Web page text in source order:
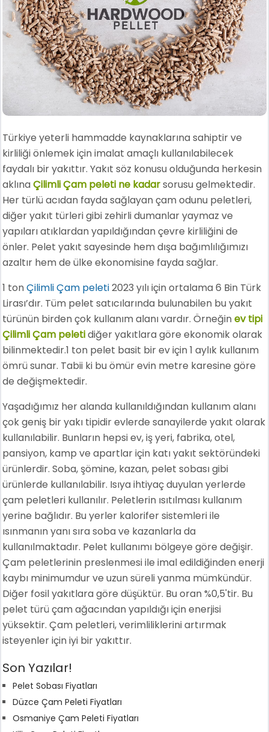
Türkiye yeterli hammadde kaynaklarına sahiptir ve
kirliliği önlemek için imalat amaçlı kullanılabilecek
faydalı bir yakıttır. Yakıt söz konusu olduğunda herkesin
aklınaÇilimli Çam peleti ne kadarsorusu gelmektedir.
Her türlü acıdan fayda sağlayan çam odunu peletleri,
diğer yakıt türleri gibi zehirli dumanlar yaymaz ve
yapıları atıklardan yapıldığından çevre kirliliğini de
önler. Pelet yakıt sayesinde hem dışa bağımlılığımızı
azaltır hem de ülke ekonomisine fayda sağlar.
1 tonÇilimli Çam peleti2023 yılı için ortalama 6 Bin Türk
Lirası’dır. Tüm pelet satıcılarında bulunabilen bu yakıt
türünün birden çok kullanım alanı vardır. Örneğinev tipi
Çilimli Çam peletidiğer yakıtlara göre ekonomik olarak
bilinmektedir.1 ton pelet basit bir ev için 1 aylık kullanım
ömrü sunar. Tabii ki bu ömür evin metre karesine göre
de değişmektedir.
Yaşadığımız her alanda kullanıldığından kullanım alanı
çok geniş bir yakı tipidir evlerde sanayilerde yakıt olarak
kullanılabilir. Bunların hepsi ev, iş yeri, fabrika, otel,
pansiyon, kamp ve apartlar için katı yakıt sektöründeki
ürünlerdir. Soba, şömine, kazan, pelet sobası gibi
ürünlerde kullanılabilir. Isıya ihtiyaç duyulan yerlerde
çam peletleri kullanılır. Peletlerin ısıtılması kullanım
yerine bağlıdır. Bu yerler kalorifer sistemleri ile
ısınmanın yanı sıra soba ve kazanlarla da
kullanılmaktadır. Pelet kullanımı bölgeye göre değişir.
Çam peletlerinin preslenmesi ile imal edildiğinden enerji
kaybı minimumdur ve uzun süreli yanma mümkündür.
Diğer fosil yakıtlara göre düşüktür. Bu oran %0,5'tir. Bu
pelet türü çam ağacından yapıldığı için enerjisi
yüksektir. Çam peletleri, verimliliklerini artırmak
isteyenler için iyi bir yakıttır.
Son Yazılar!
Pelet Sobası Fiyatları
Düzce Çam Peleti Fiyatları
Osmaniye Çam Peleti Fiyatları